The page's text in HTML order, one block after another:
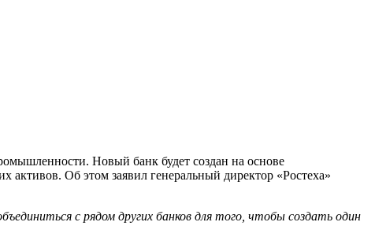
Новый банк будет создан на основе
активов. Об этом заявил генеральный директор «Ростеха»
с рядом других банков для того, чтобы создать один